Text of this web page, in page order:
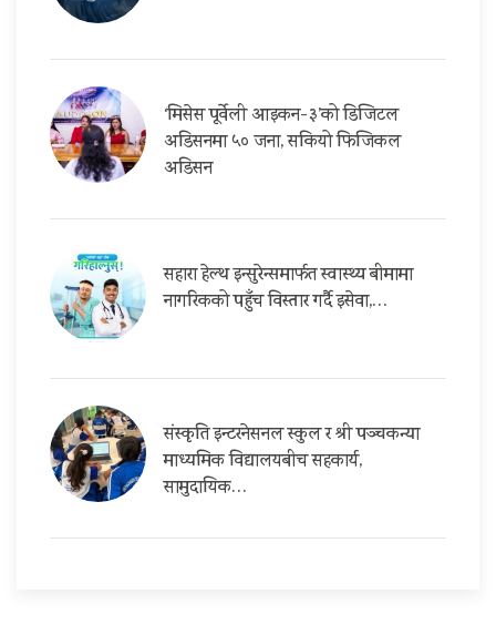
‘मिसेस पूर्वेली आइकन-३’को डिजिटल
अडिसनमा ५० जना, सकियो फिजिकल
अडिसन
सहारा हेल्थ इन्सुरेन्समार्फत स्वास्थ्य बीमामा
नागरिकको पहुँच विस्तार गर्दै इसेवा,…
संस्कृति इन्टरनेसनल स्कुल र श्री पञ्चकन्या
माध्यमिक विद्यालयबीच सहकार्य,
सामुदायिक…